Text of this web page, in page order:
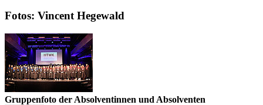
Fotos: Vincent Hegewald
Gruppenfoto der Absolventinnen und Absolventen